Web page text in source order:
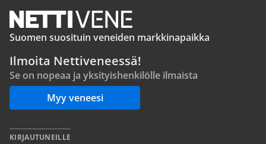
Suomen suosituin veneiden markkinapaikka
Ilmoita Nettiveneessä!
Se on nopeaa ja yksityishenkilölle ilmaista
Myy veneesi
KIRJAUTUNEILLE